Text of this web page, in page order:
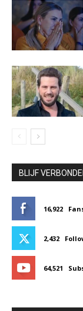
BLIJF
16,922
2,432
64,521